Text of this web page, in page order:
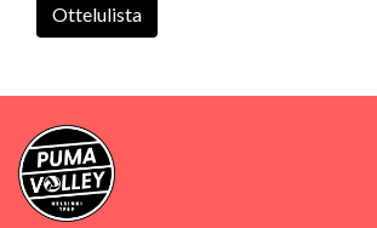
Ottelulista